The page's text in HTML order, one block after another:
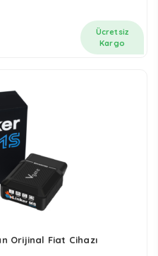
Ücretsiz
Kargo
Orijinal Fiat Cihazı